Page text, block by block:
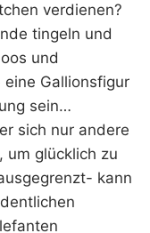
verdienen?
tingeln und
und
Gallionsfigur
sein…
sich nur andere
um glücklich zu
kann